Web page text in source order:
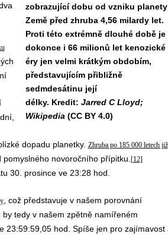
zobrazující dobu od vzniku planety
Země před zhruba 4,56 milardy let.
Proti této extrémně dlouhé době je
dokonce i 66 milionů let kenozické
éry jen velmi krátkým obdobím,
představujícím přibližně
sedmdesátinu její
délky. Kredit: Jarred C Lloyd;
Wikipedia (CC BY 4.0)
dopadu planetky. Zhruba po 185 000 letech již
novoročního přípitku. [12]
30. prosince ve 23:28 hod.
, což představuje v našem porovnání
tedy v našem zpětně namířeném
23:59:59,05 hod. Spíše jen pro zajímavost